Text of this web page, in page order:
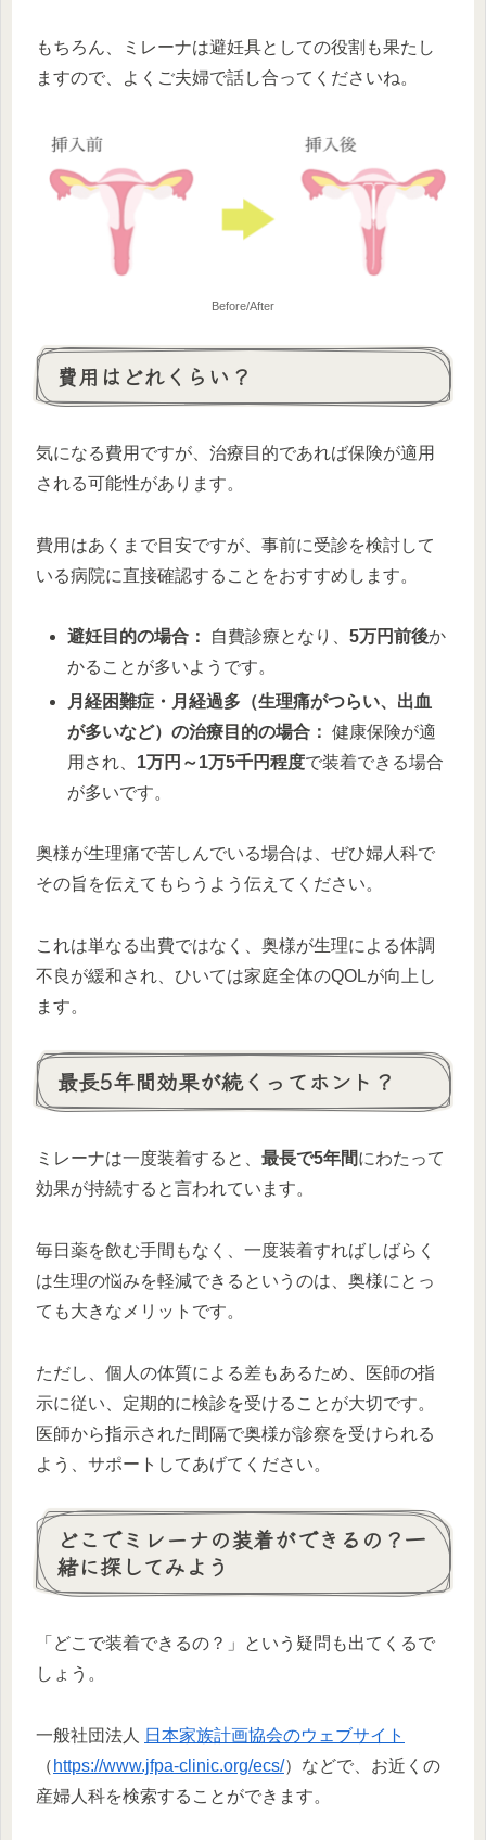
もちろん、ミレーナは避妊具としての役割も果たし
ますので、よくご夫婦で話し合ってくださいね。
Before/After
費用はどれくらい？
気になる費用ですが、治療目的であれば保険が適用
される可能性があります。
費用はあくまで目安ですが、事前に受診を検討して
いる病院に直接確認することをおすすめします。
避妊目的の場合： 自費診療となり、5万円前後か
かることが多いようです。
月経困難症・月経過多（生理痛がつらい、出血
が多いなど）の治療目的の場合： 健康保険が適
用され、 1万円～1万5千円程度で装着できる場合
が多いです。
奥様が生理痛で苦しんでいる場合は、ぜひ婦人科で
その旨を伝えてもらうよう伝えてください。
これは単なる出費ではなく、奥様が生理による体調
不良が緩和され、ひいては家庭全体のQOLが向上し
ます。
最長5年間効果が続くってホント？
ミレーナは一度装着すると、 最長で5年間にわたって
効果が持続すると言われています。
毎日薬を飲む手間もなく、一度装着すればしばらく
は生理の悩みを軽減できるというのは、奥様にとっ
ても大きなメリットです。
ただし、個人の体質による差もあるため、医師の指
示に従い、定期的に検診を受けることが大切です。
医師から指示された間隔で奥様が診察を受けられる
よう、サポートしてあげてください。
どこでミレーナの装着ができるの？一
緒に探してみよう
「どこで装着できるの？」という疑問も出てくるで
しょう。
一般社団法人
日本家族計画協会のウェブサイト
（ https://www.jfpa-clinic.org/ecs/）などで、お近くの
産婦人科を検索することができます。